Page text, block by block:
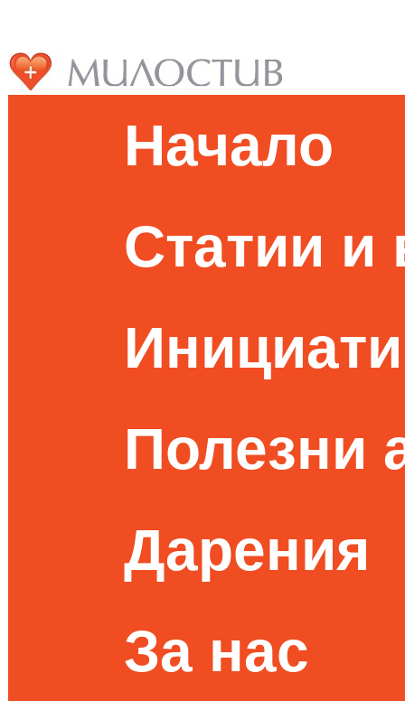
Начало
Статии и
Полезни
Дарения
За нас